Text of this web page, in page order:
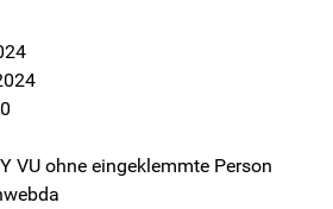
VU ohne eingeklemmte Person